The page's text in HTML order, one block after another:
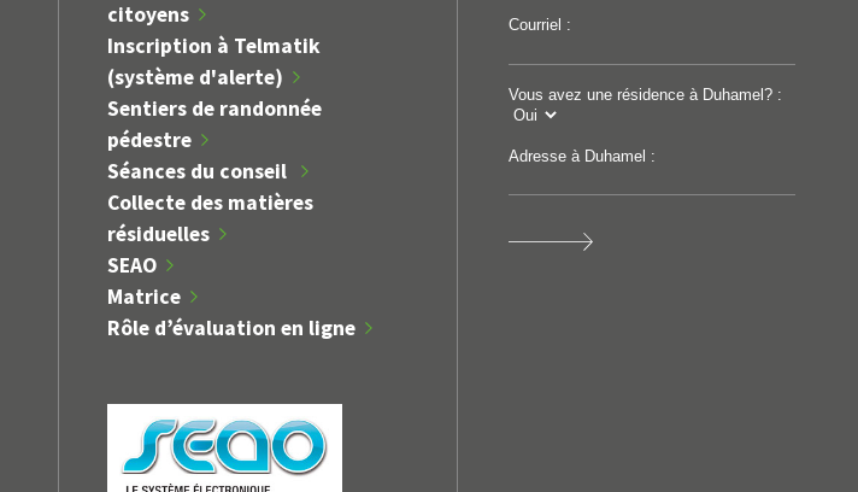
citoyens
Inscription à Telmatik
(système d'alerte)
Sentiers de randonnée
pédestre
Séances du conseil
Collecte des matières
résiduelles
SEAO
Matrice
Rôle d’évaluation en ligne
Courriel :
Vous avez une résidence à Duhamel? :
Adresse à Duhamel :